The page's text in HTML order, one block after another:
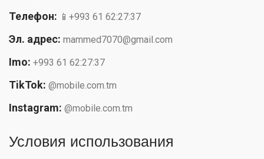
Телефон: 📱+993 61 62:27:37
Эл. адрес: mammed7070@gmail.com
Imo: +993 61 62:27:37
TikTok: @mobile.com.tm
Instagram: @mobile.com.tm
Условия использования